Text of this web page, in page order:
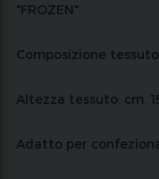
"FROZEN".
Composizione
Altezza tessuto: cm.
Adatto per